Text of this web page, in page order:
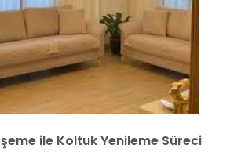
ile Koltuk Yenileme Süreci